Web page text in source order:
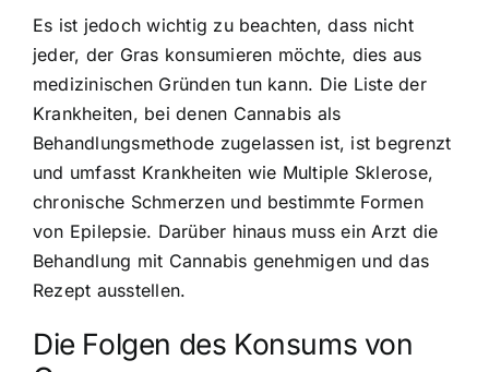
Es ist jedoch wichtig zu beachten, dass nicht
jeder, der Gras konsumieren möchte, dies aus
medizinischen Gründen tun kann. Die Liste der
Krankheiten, bei denen Cannabis als
Behandlungsmethode zugelassen ist, ist begrenzt
und umfasst Krankheiten wie Multiple Sklerose,
chronische Schmerzen und bestimmte Formen
von Epilepsie. Darüber hinaus muss ein Arzt die
Behandlung mit Cannabis genehmigen und das
Rezept ausstellen.
Die Folgen des Konsums von